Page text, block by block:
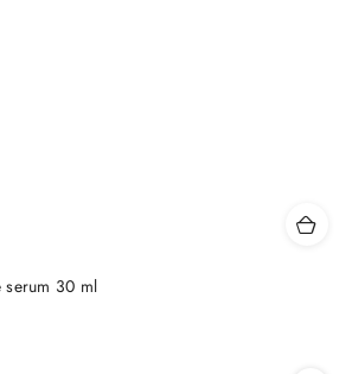
serum 30 ml